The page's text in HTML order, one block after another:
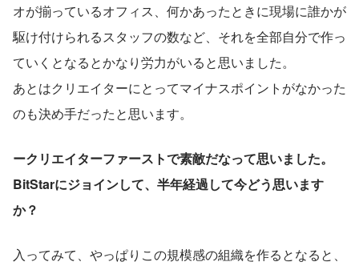
オが揃っているオフィス、何かあったときに現場に誰かが
駆け付けられるスタッフの数など、それを全部自分で作っ
ていくとなるとかなり労力がいると思いました。
あとはクリエイターにとってマイナスポイントがなかった
のも決め手だったと思います。
ークリエイターファーストで素敵だなって思いました。
BitStarにジョインして、半年経過して今どう思います
か？
入ってみて、やっぱりこの規模感の組織を作るとなると、